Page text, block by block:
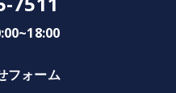
フォーム